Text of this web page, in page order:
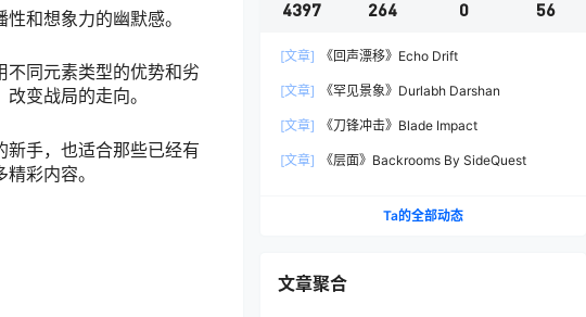
和想象力的幽默感。
同元素类型的优势和劣
变战局的走向。
手，也适合那些已经有
彩内容。
4397 264 0 56
[文章] 《回声漂移》Echo Drift
[文章] 《罕见景象》Durlabh Darshan
[文章] 《刀锋冲击》Blade Impact
[文章] 《层面》Backrooms By SideQuest
Ta的全部动态
文章聚合